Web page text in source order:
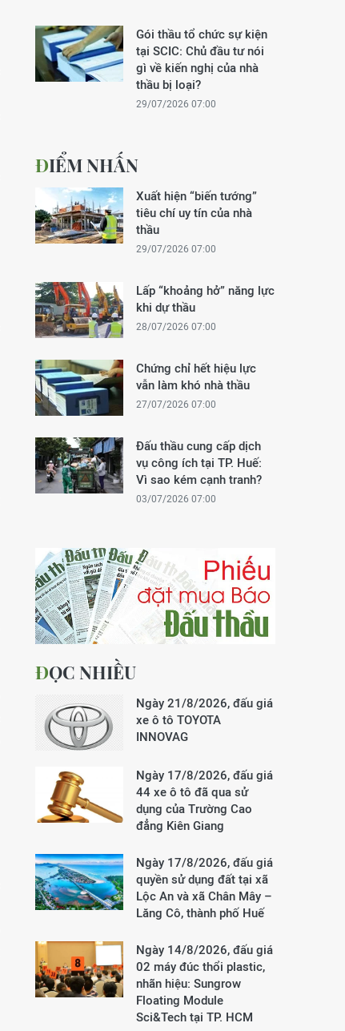
Gói thầu tổ chức sự kiện
tại SCIC: Chủ đầu tư nói
gì về kiến nghị của nhà
thầu bị loại?
29/07/2026 07:00
ĐIỂM NHẤN
Xuất hiện “biến tướng”
tiêu chí uy tín của nhà
thầu
29/07/2026 07:00
Lấp “khoảng hở” năng lực
khi dự thầu
28/07/2026 07:00
Chứng chỉ hết hiệu lực
vẫn làm khó nhà thầu
27/07/2026 07:00
Đấu thầu cung cấp dịch
vụ công ích tại TP. Huế:
Vì sao kém cạnh tranh?
03/07/2026 07:00
ĐỌC NHIỀU
Ngày 21/8/2026, đấu giá
xe ô tô TOYOTA
INNOVAG
Ngày 17/8/2026, đấu giá
44 xe ô tô đã qua sử
dụng của Trường Cao
đẳng Kiên Giang
Ngày 17/8/2026, đấu giá
quyền sử dụng đất tại xã
Lộc An và xã Chân Mây –
Lăng Cô, thành phố Huế
Ngày 14/8/2026, đấu giá
02 máy đúc thổi plastic,
nhãn hiệu: Sungrow
Floating Module
Sci&Tech tại TP. HCM